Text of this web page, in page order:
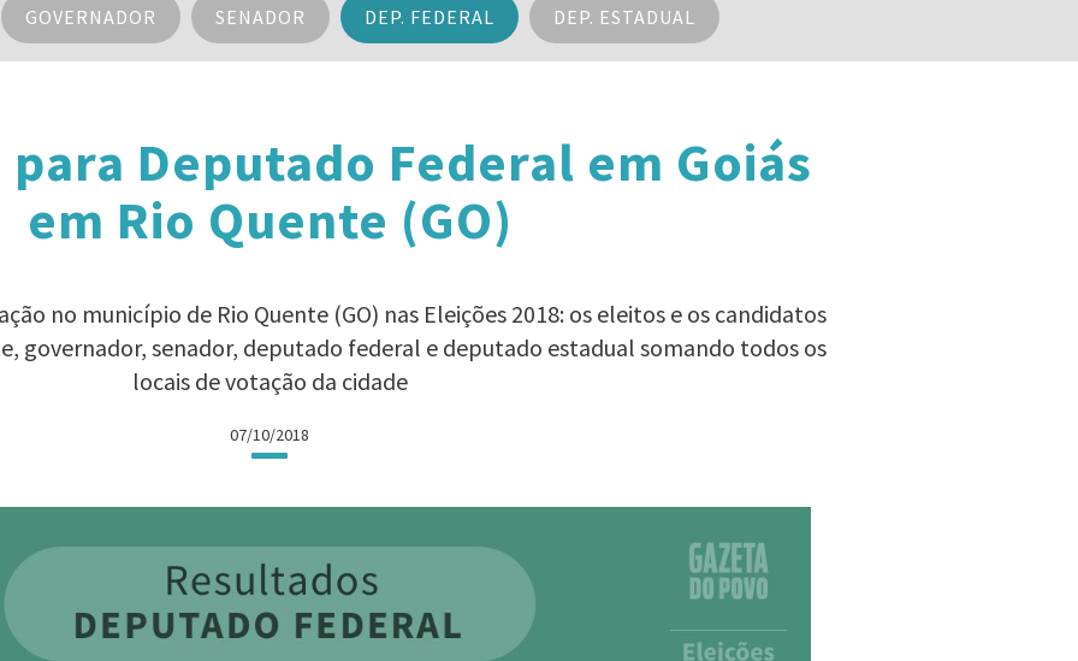
GOVERNADOR SENADOR DEP. FEDERAL DEP. ESTADUAL
Deputado Federal em Goiás
em Rio Quente (GO)
no município de Rio Quente (GO) nas Eleições 2018: os eleitos e os candidatos
governador, senador, deputado federal e deputado estadual somando todos os
locais de votação da cidade
07/10/2018